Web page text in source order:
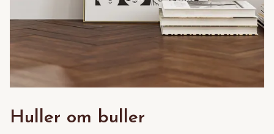
Huller om buller